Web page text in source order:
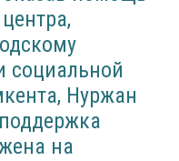
социальной
Нуржан
на